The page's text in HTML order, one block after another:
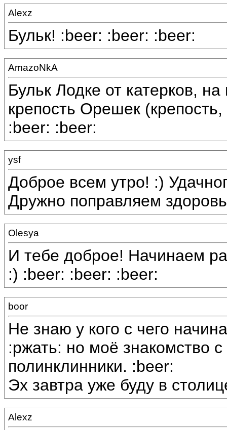
Alexz
Бульк! :beer: :beer: :beer:
AmazoNkA
Бульк Лодке от катерков,
крепость Орешек
:beer: :beer:
ysf
Доброе всем утро! :)
Дружно поправляем
Olesya
И тебе доброе! Начинаем
:) :beer: :beer: :beer:
boor
Не знаю у кого с чего
:ржать: но моё знакомство
полинклинники. :beer:
Эх завтра уже буду в
Alexz